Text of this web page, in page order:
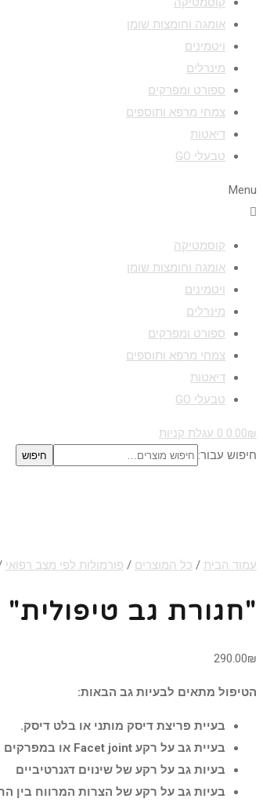
אומגה וחומצות שומן
ויטמינים
מינרלים
ספורט ומפרקים
צמחי מרפא ותוספים
דיאטות
טבעלי GO
Menu
קוסמטיקה
אומגה וחומצות שומן
ויטמינים
מינרלים
ספורט ומפרקים
צמחי מרפא ותוספים
דיאטות
טבעלי GO
0.00₪
0 עגלת קניות
חיפוש עבור:
חיפוש
עמוד הבית / כל המוצרים / פורמולות לפי מצב רפואי
"חגורת גב
290.00₪
הטיפול מתאים לבעיות גב הבאות:
בעיית פריצת דיסק מותני או בלט דיסק.
בעיית גב על רקע Facet joint או במפרקים בין החוליות
בעיות גב על רקע של שינוים דגנרטיביים
בעיות גב על רקע של הצרות המרווח בין